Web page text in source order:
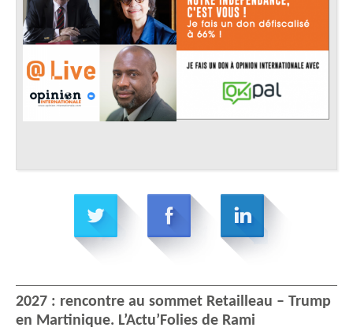
2027 : rencontre au sommet Retailleau – Trump
en Martinique. L’Actu’Folies de Rami